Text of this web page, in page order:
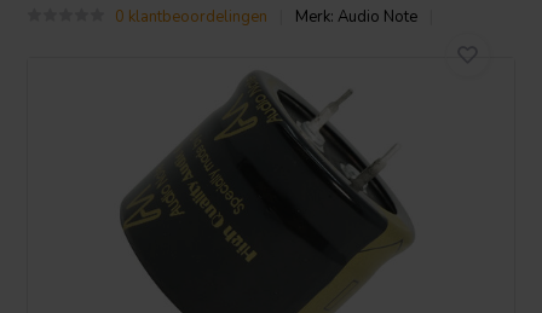
0 klantbeoordelingen Merk:Audio Note